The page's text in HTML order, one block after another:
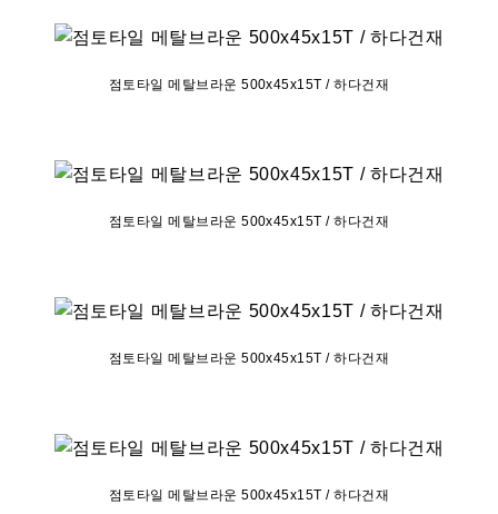
점토타일 메탈브라운 500x45x15T / 하다건재
점토타일 메탈브라운 500x45x15T / 하다건재
점토타일 메탈브라운 500x45x15T / 하다건재
점토타일 메탈브라운 500x45x15T / 하다건재